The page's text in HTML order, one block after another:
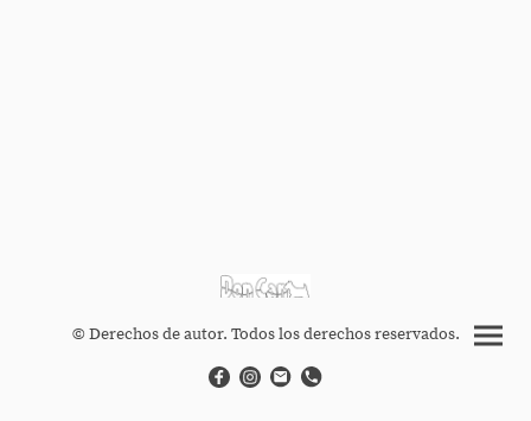
© Derechos de autor. Todos los derechos reservados.